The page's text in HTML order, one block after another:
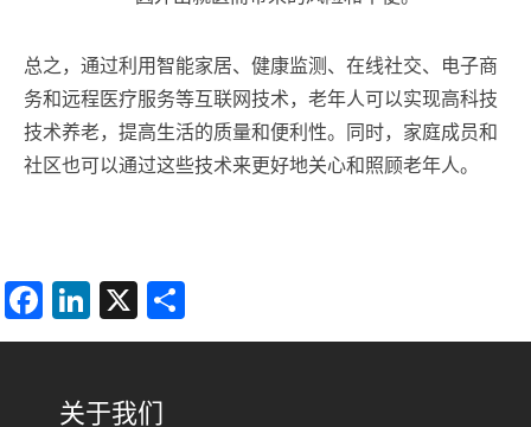
总之，通过利用智能家居、健康监测、在线社交、电子商
务和远程医疗服务等互联网技术，老年人可以实现高科技
技术养老，提高生活的质量和便利性。同时，家庭成员和
社区也可以通过这些技术来更好地关心和照顾老年人。
F
a
e
Li
n
e
X
享
关于我们